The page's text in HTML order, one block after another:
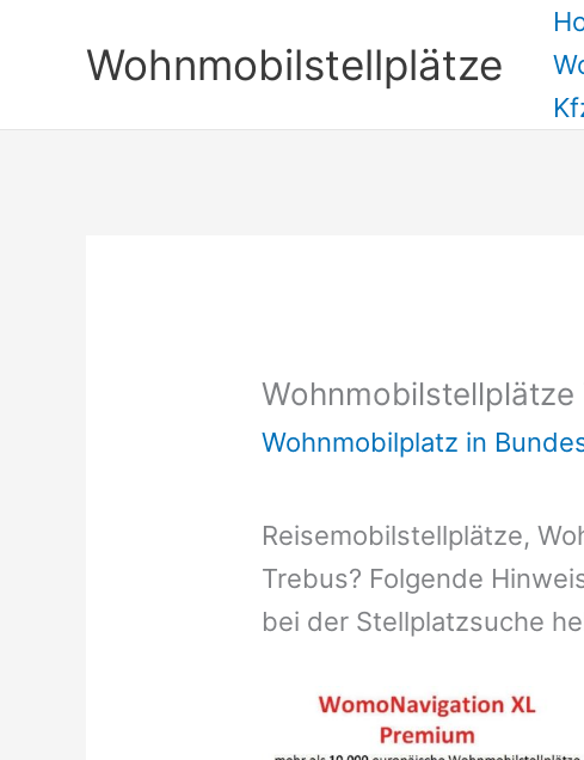
Wohnmobilstellplätze
Wohnmobilstellplätze
Wohnmobilplatz in
Reisemobilstellplätze,
Trebus? Folgende
bei der Stellplatzsuche